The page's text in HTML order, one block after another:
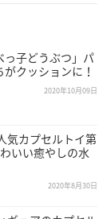
っ子どうぶつ」パ
クッションに！
2020年10月09日
気カプセルトイ第
いい癒やしの水
2020年8月30日